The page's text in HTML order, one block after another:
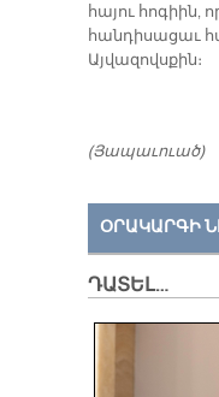
հայու հոգիին,
հանդիսացաւ
Այվազովսքին։
(Յապաւուած)
ՕՐԱԿԱՐԳԻ
ԴԱՏԵԼ…